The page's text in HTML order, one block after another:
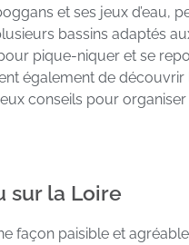
et ses jeux d’eau,
bassins adaptés
pique-niquer et se
également de
conseils pour
sur la Loire
façon paisible et